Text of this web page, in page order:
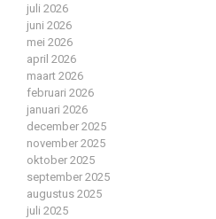
juli 2026
juni 2026
mei 2026
april 2026
maart 2026
februari 2026
januari 2026
december 2025
november 2025
oktober 2025
september 2025
augustus 2025
juli 2025